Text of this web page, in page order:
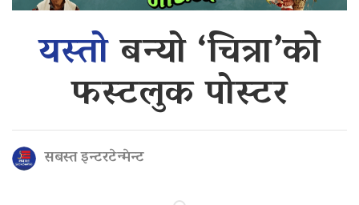
यस्तोबन्यो ‘चित्रा’को
फस्टलुक पोस्टर
सबस्त इन्टरटेन्मेन्ट